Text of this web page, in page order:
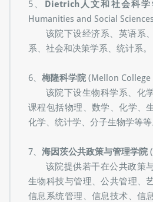
5、Dietrich人文和社会科学
Humanities and Social
该院下设经济系、英语系
梅隆科学院(Mellon College
该院下设生物科学系、化
课程包括物理、数学、化学、
海因茨公共政策与管理学院
该院提供若干在公共政策
生物科技与管理、公共管理、